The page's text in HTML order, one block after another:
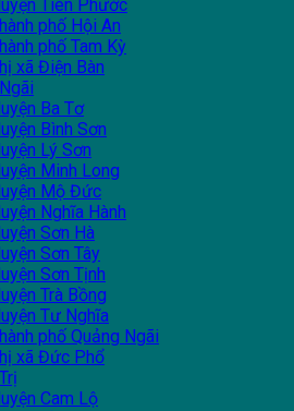
Tiên Phước
phố Hội An
phố Tam Kỳ
xã Điện Bàn
Ba Tơ
Bình Sơn
Lý Sơn
Minh Long
Mộ Đức
Nghĩa Hành
Sơn Hà
Sơn Tây
Sơn Tịnh
Trà Bồng
Tư Nghĩa
phố Quảng Ngãi
xã Đức Phổ
Cam Lộ